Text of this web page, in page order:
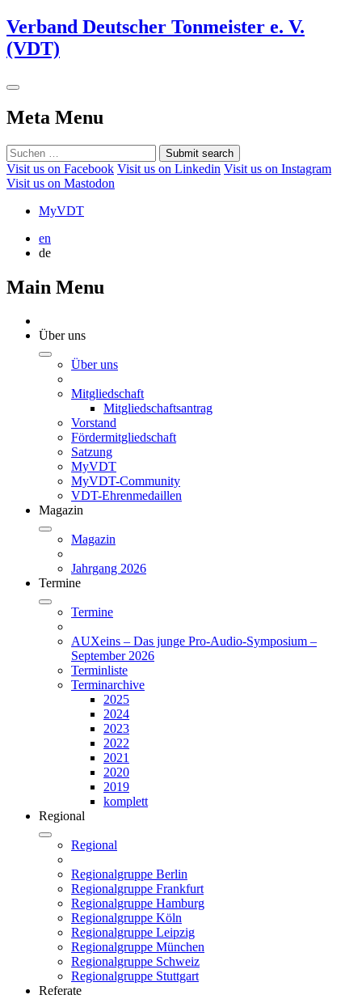
Verband Deutscher Tonmeister e. V.
(VDT)
Meta Menu
Submit search
Visit us on Facebook Visit us on Linkedin Visit us on Instagram
Visit us on Mastodon
MyVDT
en
de
Main Menu
Über uns
Über uns
Mitgliedschaft
Mitgliedschaftsantrag
Vorstand
Fördermitgliedschaft
Satzung
MyVDT
MyVDT-Community
VDT-Ehrenmedaillen
Magazin
Magazin
Jahrgang 2026
Termine
Termine
AUXeins – Das junge Pro-Audio-Symposium –
September 2026
Terminliste
Terminarchive
2025
2024
2023
2022
2021
2020
2019
komplett
Regional
Regional
Regionalgruppe Berlin
Regionalgruppe Frankfurt
Regionalgruppe Hamburg
Regionalgruppe Köln
Regionalgruppe Leipzig
Regionalgruppe München
Regionalgruppe Schweiz
Regionalgruppe Stuttgart
Referate